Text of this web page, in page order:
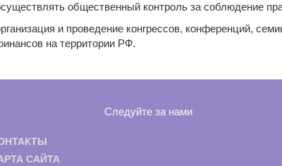
общественный контроль за соблюдение
и проведение конгрессов, конференций,
на территории РФ.
САЙТА
Следуйте за нами